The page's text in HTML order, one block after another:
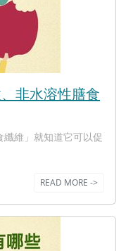
非水溶性膳食
維」就知道它可以促
READ MORE ->